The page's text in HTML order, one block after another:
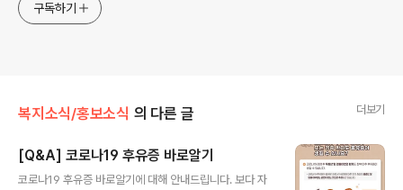
구독하기
복지소식/홍보소식 의 다른 글 더보기
[Q&A] 코로나19 후유증 바로알기
코로나19 후유증 바로알기에 대해 안내드립니다. 보다 자